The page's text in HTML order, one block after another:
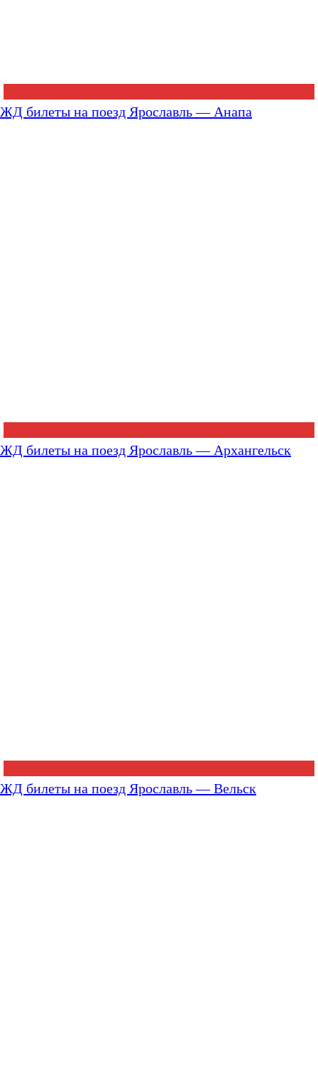
ЖД билеты на поезд Ярославль — Анапа
ЖД билеты на поезд Ярославль — Архангельск
ЖД билеты на поезд Ярославль — Вельск